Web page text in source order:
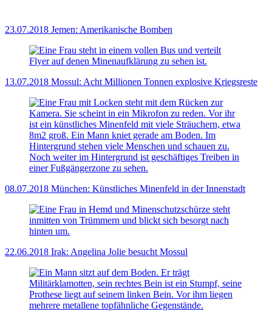
23.07.2018 Jemen: Amerikanische Bomben
13.07.2018 Mossul: Acht Millionen Tonnen explosive Kriegsreste
08.07.2018 München: Künstliches Minenfeld in der Innenstadt
22.06.2018 Irak: Angelina Jolie besucht Mossul